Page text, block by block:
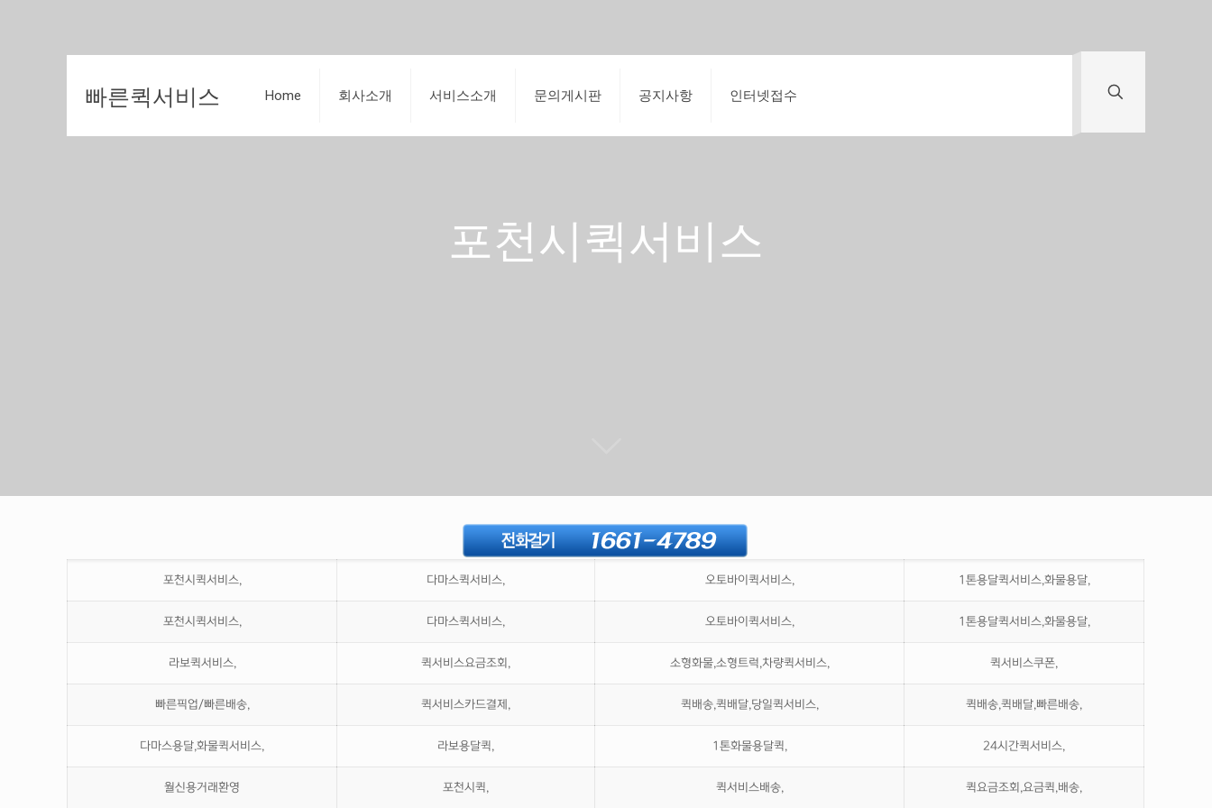
빠른퀵서비스 Home 회사소개 서비스소개 문의게시판 공지사항 인터넷접수
포천시퀵서비스
포천시퀵서비스, 다마스퀵서비스, 오토바이퀵서비스, 1톤용달퀵서비스,화물용달,
포천시퀵서비스, 다마스퀵서비스, 오토바이퀵서비스, 1톤용달퀵서비스,화물용달,
라보퀵서비스, 퀵서비스요금조회, 소형화물,소형트럭,차량퀵서비스, 퀵서비스쿠폰,
빠른픽업/빠른배송, 퀵서비스카드결제, 퀵배송,퀵배달,당일퀵서비스, 퀵배송,퀵배달,빠른배송,
다마스용달,화물퀵서비스, 라보용달퀵, 1톤화물용달퀵, 24시간퀵서비스,
월신용거래환영 포천시퀵, 퀵서비스배송, 퀵요금조회,요금퀵,배송,